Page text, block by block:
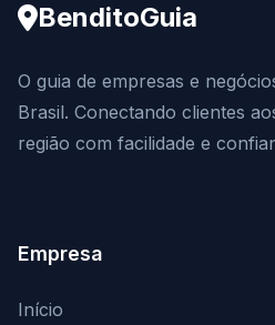
BenditoGuia
O guia de empresas e
Brasil. Conectando clientes
região com facilidade e
Empresa
Início